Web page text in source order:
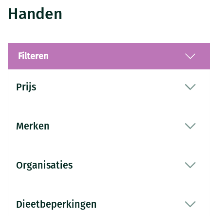
Handen
Filteren
Prijs
Merken
Organisaties
Dieetbeperkingen